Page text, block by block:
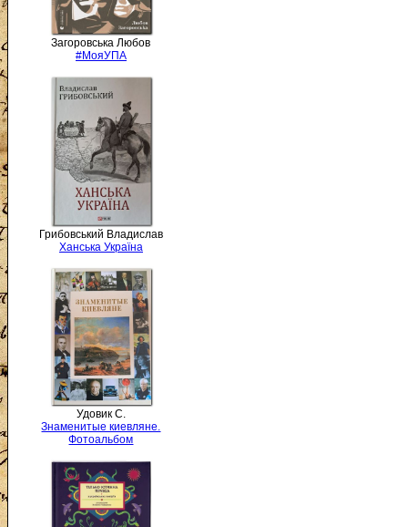
Загоровська Любов
#МояУПА
Грибовський Владислав
Ханська Україна
Удовик С.
Знаменитые киевляне.
Фотоальбом